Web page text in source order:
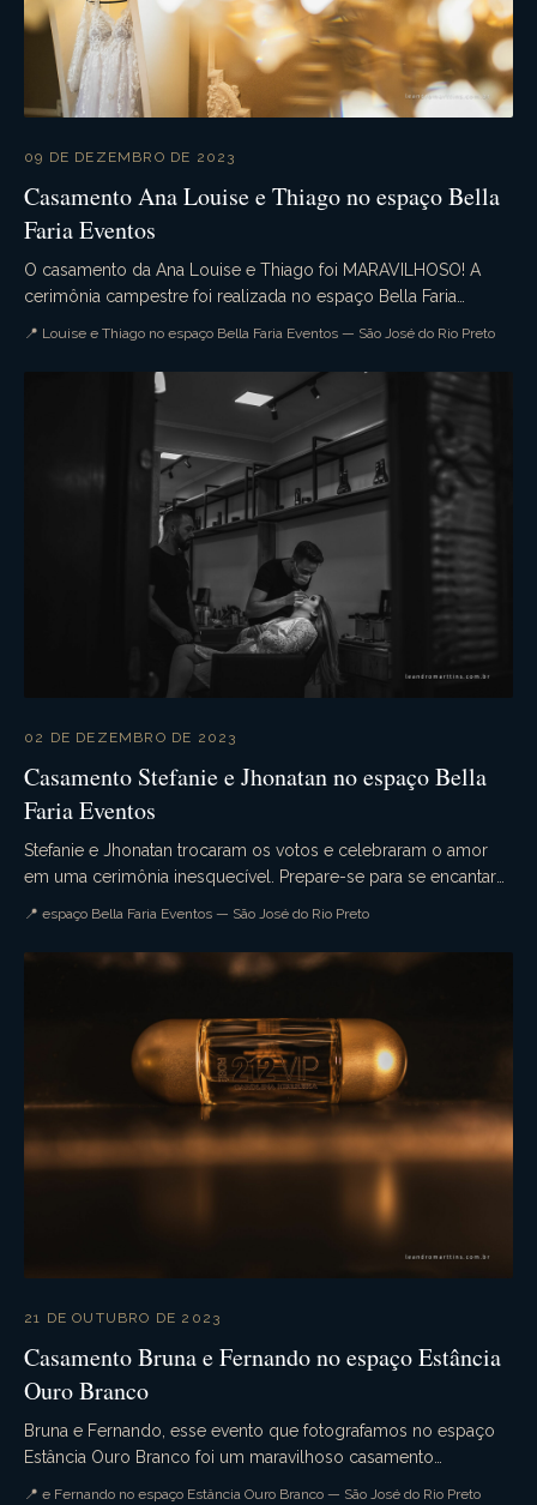
09 DE DEZEMBRO DE 2023
Casamento Ana Louise e Thiago no espaço Bella
Faria Eventos
O casamento da Ana Louise e Thiago foi MARAVILHOSO! A
cerimônia campestre foi realizada no espaço Bella Faria
📍 Louise e Thiago no espaço Bella Faria Eventos — São José do Rio Preto
02 DE DEZEMBRO DE 2023
Casamento Stefanie e Jhonatan no espaço Bella
Faria Eventos
Stefanie e Jhonatan trocaram os votos e celebraram o amor
em uma cerimônia inesquecível. Prepare-se para se encantar
📍 espaço Bella Faria Eventos — São José do Rio Preto
21 DE OUTUBRO DE 2023
Casamento Bruna e Fernando no espaço Estância
Ouro Branco
Bruna e Fernando, esse evento que fotografamos no espaço
Estância Ouro Branco foi um maravilhoso casamento
📍 e Fernando no espaço Estância Ouro Branco — São José do Rio Preto